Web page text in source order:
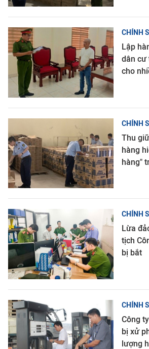
CHÍNH
Lập
dân cư
cho
CHÍNH
Thu
hàng
hàng"
CHÍNH
Lừa
tịch
bị bắt
CHÍNH
Công
bị xử
lượng